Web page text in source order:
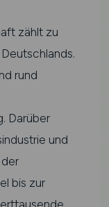
zählt zu
rund
Darüber
und
bis zur